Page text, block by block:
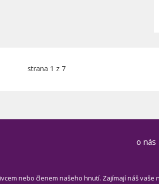
strana 1 z 7
o nás
nebo členem našeho hnutí. Zajímají náš